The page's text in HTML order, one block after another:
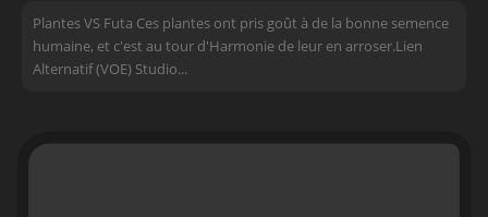
Plantes VS Futa Ces plantes ont pris goût à de la bonne semence
humaine, et c'est au tour d'Harmonie de leur en arroser.Lien
Alternatif (VOE) Studio...